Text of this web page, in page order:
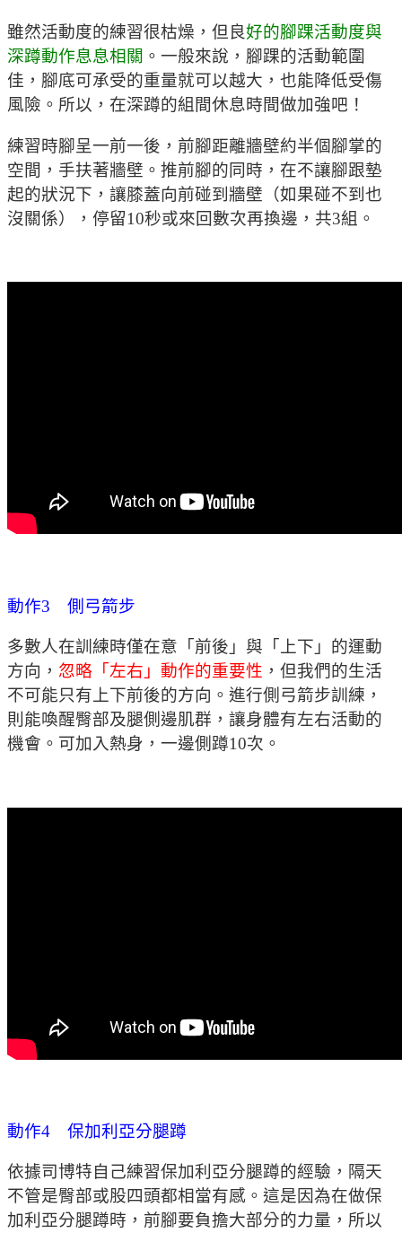
雖然活動度的練習很枯燥，但良好的腳踝活動度與
深蹲動作息息相關 。一般來說，腳踝的活動範圍
佳，腳底可承受的重量就可以越大，也能降低受傷
風險。所以，在深蹲的組間休息時間做加強吧！
練習時腳呈一前一後，前腳距離牆壁約半個腳掌的
空間，手扶著牆壁。推前腳的同時，在不讓腳跟墊
起的狀況下，讓膝蓋向前碰到牆壁（如果碰不到也
沒關係），停留10秒或來回數次再換邊，共3組。
動作3 側弓箭步
多數人在訓練時僅在意「前後」與「上下」的運動
方向， 忽略「左右」動作的重要性 ，但我們的生活
不可能只有上下前後的方向。進行側弓箭步訓練，
則能喚醒臀部及腿側邊肌群，讓身體有左右活動的
機會。可加入熱身，一邊側蹲10次。
動作4 保加利亞分腿蹲
依據司博特自己練習保加利亞分腿蹲的經驗，隔天
不管是臀部或股四頭都相當有感。這是因為在做保
加利亞分腿蹲時，前腳要負擔大部分的力量，所以